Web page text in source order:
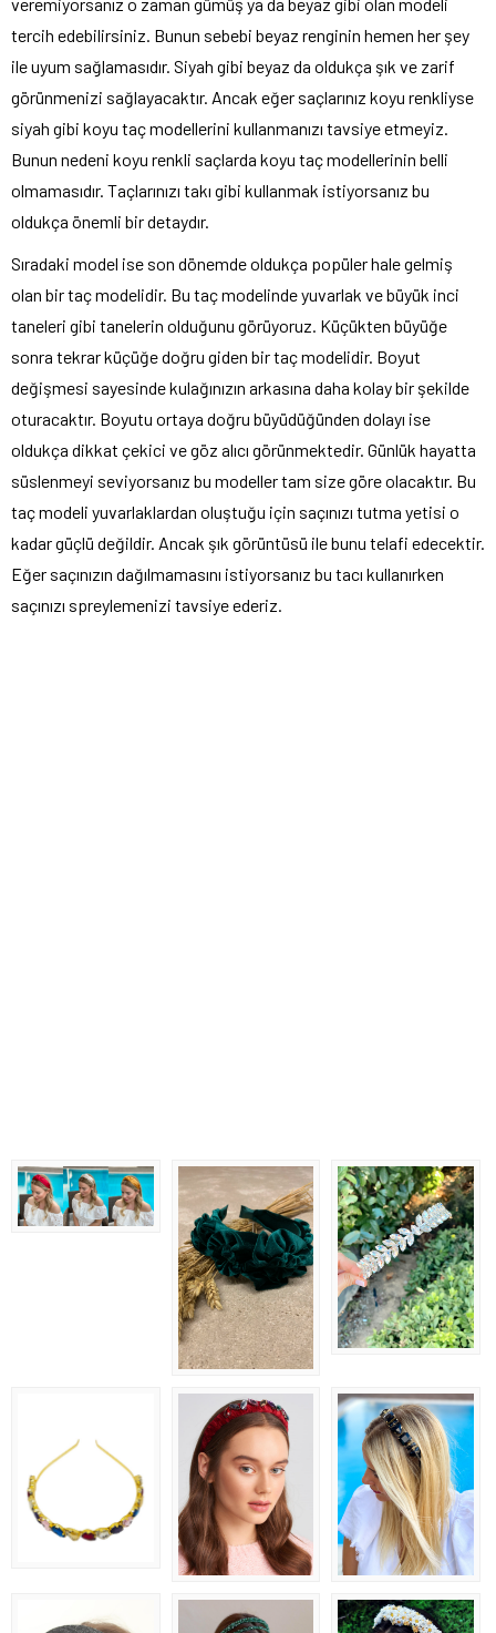
tercih edebilirsiniz. Bunun sebebi beyaz renginin hemen her şey
ile uyum sağlamasıdır. Siyah gibi beyaz da oldukça şık ve zarif
görünmenizi sağlayacaktır. Ancak eğer saçlarınız koyu renkliyse
siyah gibi koyu taç modellerini kullanmanızı tavsiye etmeyiz.
Bunun nedeni koyu renkli saçlarda koyu taç modellerinin belli
olmamasıdır. Taçlarınızı takı gibi kullanmak istiyorsanız bu
oldukça önemli bir detaydır.
Sıradaki model ise son dönemde oldukça popüler hale gelmiş
olan bir taç modelidir. Bu taç modelinde yuvarlak ve büyük inci
taneleri gibi tanelerin olduğunu görüyoruz. Küçükten büyüğe
sonra tekrar küçüğe doğru giden bir taç modelidir. Boyut
değişmesi sayesinde kulağınızın arkasına daha kolay bir şekilde
oturacaktır. Boyutu ortaya doğru büyüdüğünden dolayı ise
oldukça dikkat çekici ve göz alıcı görünmektedir. Günlük hayatta
süslenmeyi seviyorsanız bu modeller tam size göre olacaktır. Bu
taç modeli yuvarlaklardan oluştuğu için saçınızı tutma yetisi o
kadar güçlü değildir. Ancak şık görüntüsü ile bunu telafi edecektir.
Eğer saçınızın dağılmamasını istiyorsanız bu tacı kullanırken
saçınızı spreylemenizi tavsiye ederiz.